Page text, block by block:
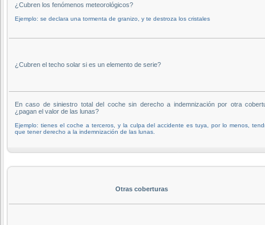
¿Cubren los fenómenos meteorológicos?
Ejemplo: se declara una tormenta de granizo, y te destroza los cristales
¿Cubren el techo solar si es un elemento de serie?
En caso de siniestro total del coche sin derecho a indemnización por otra
¿pagan el valor de las lunas?
Ejemplo: tienes el coche a terceros, y la culpa del accidente es tuya, por lo menos,
que tener derecho a la indemnización de las lunas.
Otras coberturas